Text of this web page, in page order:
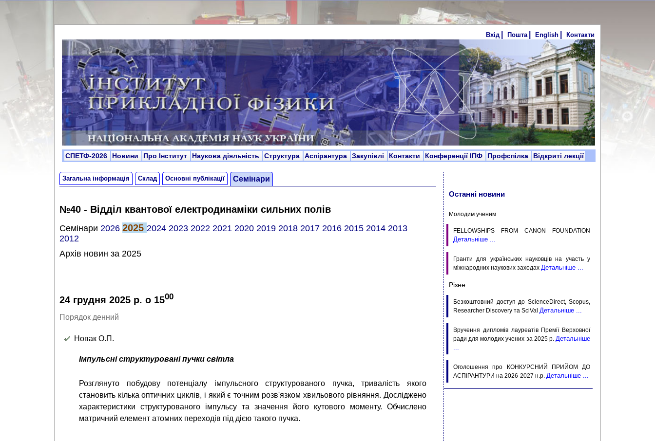
Контакти
English
Пошта
Вхід
СПЕТФ-2026 Новини Про Інститут Наукова діяльність Структура Аспірантура Закупівлі Контакти Конференції ІПФ Профспілка Відкриті лекції
Загальна інформація Склад Основні публікації Cемінари
№40 - Відділ квантової електродинаміки сильних полів
Cемінари 2026 2025 2024 2023 2022 2021 2020 2019 2018 2017 2016 2015 2014 2013
2012
Архів новин за 2025
24 грудня 2025 р. о 1500
Порядок денний
Новак О.П.
Імпульсні структуровані пучки світла
Розглянуто побудову потенціалу імпульсного структурованого пучка, тривалість якого
становить кілька оптичних циклів, і який є точним розв'язком хвильового рівняння. Досліджено
характеристики структурованого імпульсу та значення його кутового моменту. Обчислено
матричний елемент атомних переходів під дією такого пучка.
Останні новини
Молодим ученим
FELLOWSHIPS FROM CANON FOUNDATION
Детальніше ...
Гранти для українських науковців на участь у
міжнародних наукових заходах Детальніше ...
Різне
Безкоштовний доступ до ScienceDirect, Scopus,
Researcher Discovery та SciVal Детальніше ...
Вручення дипломів лауреатів Премії Верховної
ради для молодих учених за 2025 р. Детальніше
...
Оголошення про КОНКУРСНИЙ ПРИЙОМ ДО
АСПIРАНТУРИ на 2026-2027 н.р. Детальніше ...